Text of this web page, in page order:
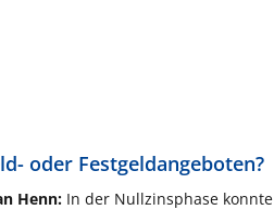
oder Festgeldangeboten?
Henn: In der Nullzinsphase